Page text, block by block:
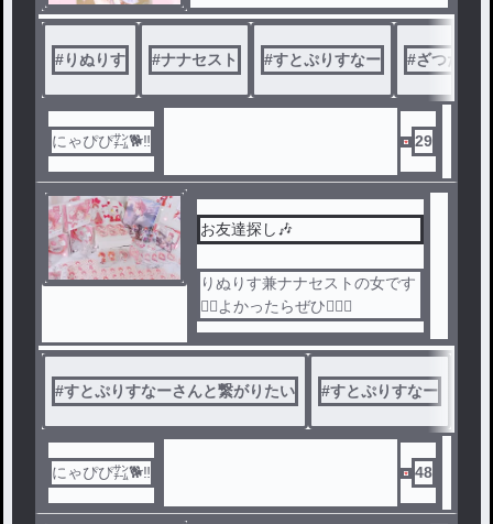
#りぬりす #ナナセスト #すとぷりすなー #ざつだん
にゃぴぴ㌠🐕️‼️ 29
お友達探し🎶
りぬりす兼ナナセストの女です
🖐🏻よかったらぜひ👍🏻🎶
#すとぷりすなーさんと繋がりたい #すとぷりすなー
にゃぴぴ㌠🐕️‼️ 48